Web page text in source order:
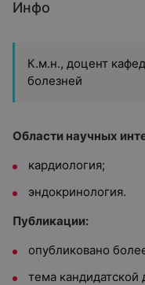
Инфо
К.м.н., доцент
болезней
Области научных
кардиология;
эндокринология.
Публикации:
опубликовано
тема